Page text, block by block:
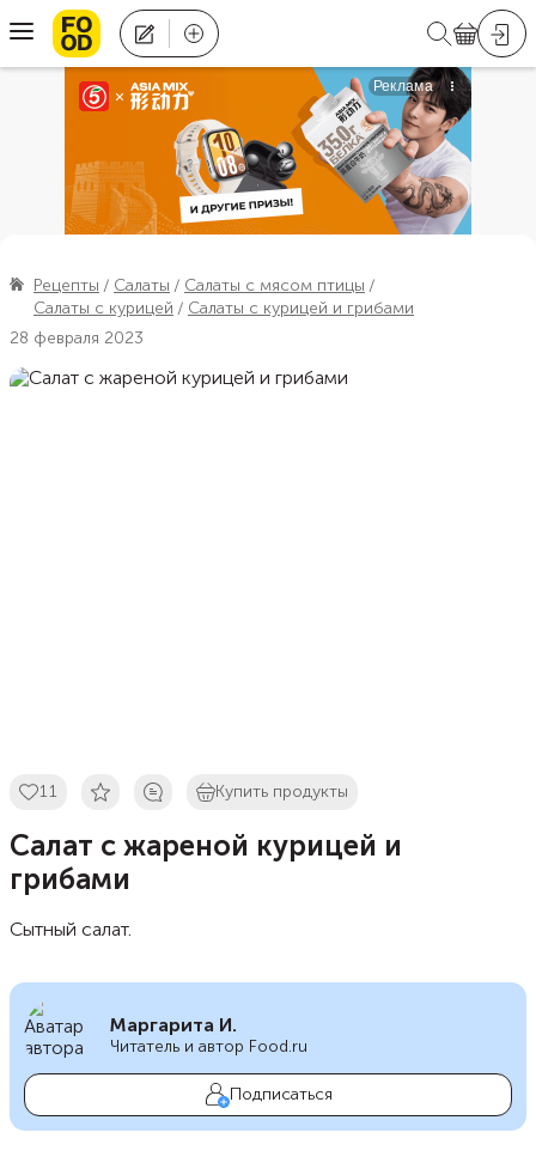
Рецепты Салаты
Салаты с мясом птицы
Салаты с курицей
Салаты с курицей и грибами
28 февраля 2023
11 Купить продукты
Салат с жареной курицей и
грибами
Сытный салат.
Маргарита И.
Читатель и автор Food.ru
Подписаться